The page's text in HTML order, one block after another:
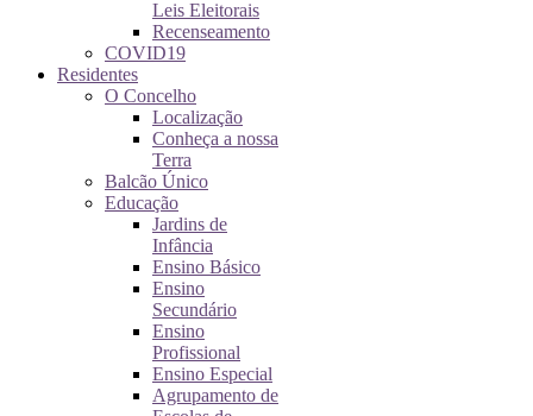
Leis Eleitorais
Recenseamento
COVID19
Residentes
O Concelho
Localização
Conheça a nossa
Terra
Balcão Único
Educação
Jardins de
Infância
Ensino Básico
Ensino
Secundário
Ensino
Profissional
Ensino Especial
Agrupamento de